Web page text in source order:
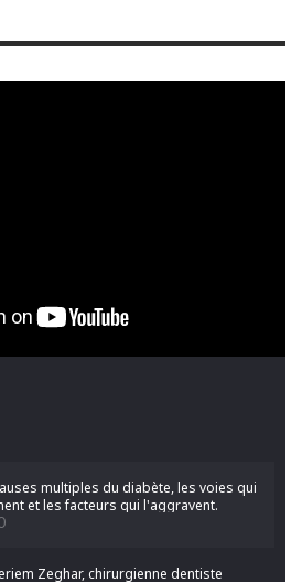
multiples du diabète, les voies qui
et les facteurs qui l'aggravent.
Zeghar, chirurgienne dentiste